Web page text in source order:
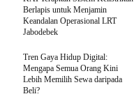
Berlapis untuk Menjamin
Keandalan Operasional LRT
Jabodebek
Tren Gaya Hidup Digital:
Mengapa Semua Orang Kini
Lebih Memilih Sewa daripada
Beli?